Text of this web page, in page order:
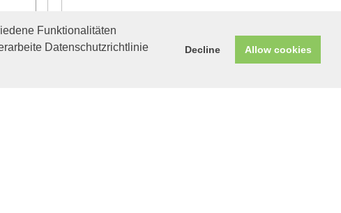
Funktionalitäten
Datenschutzrichtlinie
Decline Allow cookies
Helfen Sie mit!